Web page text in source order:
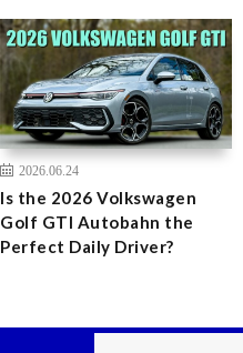
2026.06.24
Is the 2026 Volkswagen
Golf GTI Autobahn the
Perfect Daily Driver?